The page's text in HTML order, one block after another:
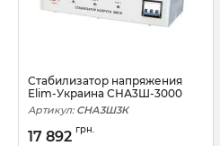
Стабилизатор напряжения
Elim-Украина СНА3Ш-3000
Артикул: СНА3Ш3К
17 892 грн.